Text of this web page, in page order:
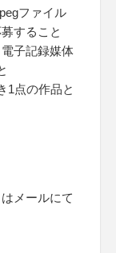
ファイル
すること
子記録媒体
1点の作品と
メールにて